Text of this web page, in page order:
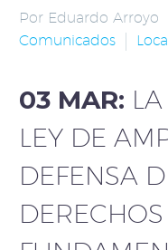
Por Eduardo Arroyo
Comunicados
03 MAR:
LEY DE
DEFENSA
DERECHOS